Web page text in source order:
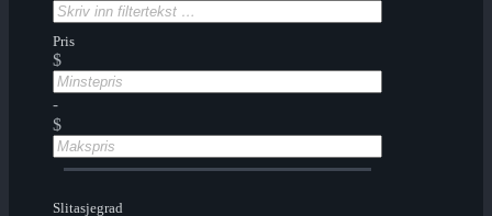
Pris
$
-
$
Slitasjegrad